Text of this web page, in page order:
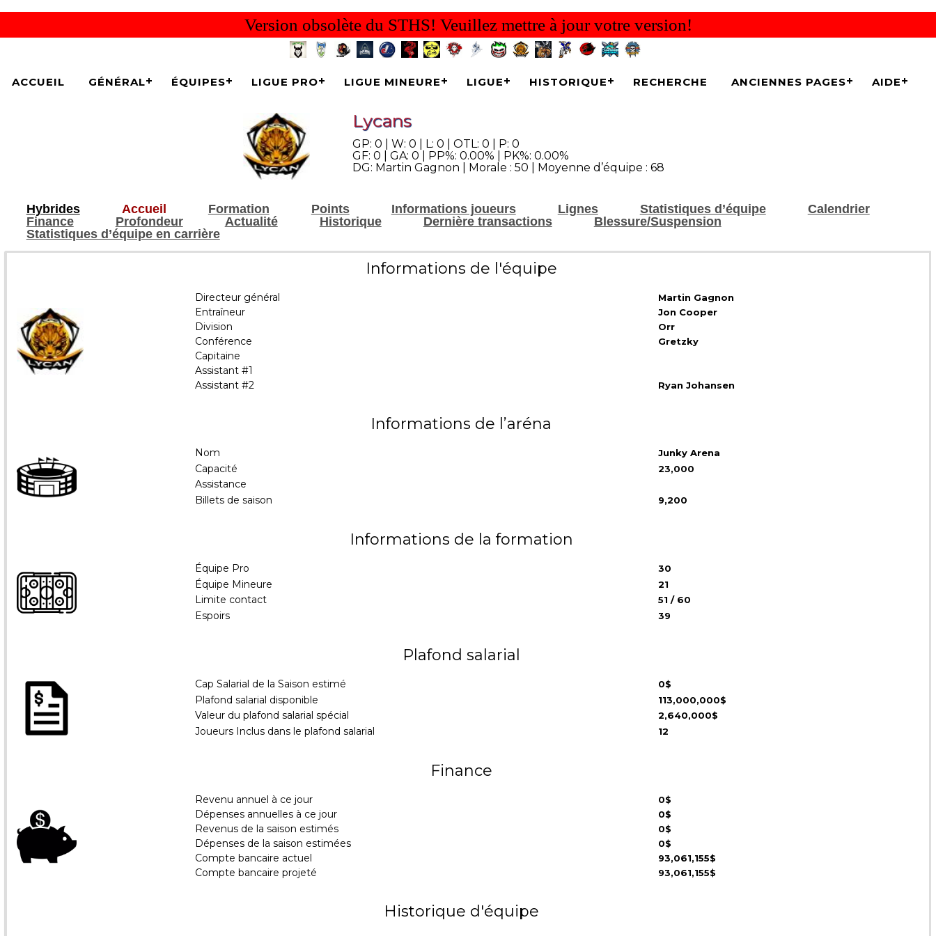
Version obsolète du STHS! Veuillez mettre à jour votre version!
ACCUEIL GÉNÉRAL ÉQUIPES LIGUE PRO LIGUE MINEURE LIGUE HISTORIQUE RECHERCHE ANCIENNES PAGES AIDE
Lycans
GP: 0 | W: 0 | L: 0 | OTL: 0 | P: 0
GF: 0 | GA: 0 | PP%: 0.00% | PK%: 0.00%
DG: Martin Gagnon | Morale : 50 | Moyenne d’équipe : 68
Hybrides Accueil Formation Points Informations joueurs Lignes Statistiques d’équipe
Calendrier
Finance
Profondeur Actualité Historique Dernière transactions
Blessure/Suspension
Statistiques d’équipe en carrière
Informations de l'équipe
Directeur général Martin Gagnon
Entraîneur Jon Cooper
Division Orr
Conférence Gretzky
Capitaine
Assistant #1
Assistant #2
Ryan Johansen
Informations de l’aréna
Nom Junky Arena
Capacité 23,000
Assistance
Billets de saison
9,200
Informations de la formation
Équipe Pro 30
Équipe Mineure 21
Limite contact 51 / 60
Espoirs 39
Plafond salarial
Cap Salarial de la Saison estimé 0$
Plafond salarial disponible 113,000,000$
Valeur du plafond salarial spécial 2,640,000$
Joueurs Inclus dans le plafond salarial 12
Finance
Revenu annuel à ce jour 0$
Dépenses annuelles à ce jour 0$
Revenus de la saison estimés 0$
Dépenses de la saison estimées 0$
Compte bancaire actuel 93,061,155$
Compte bancaire projeté 93,061,155$
Historique d'équipe